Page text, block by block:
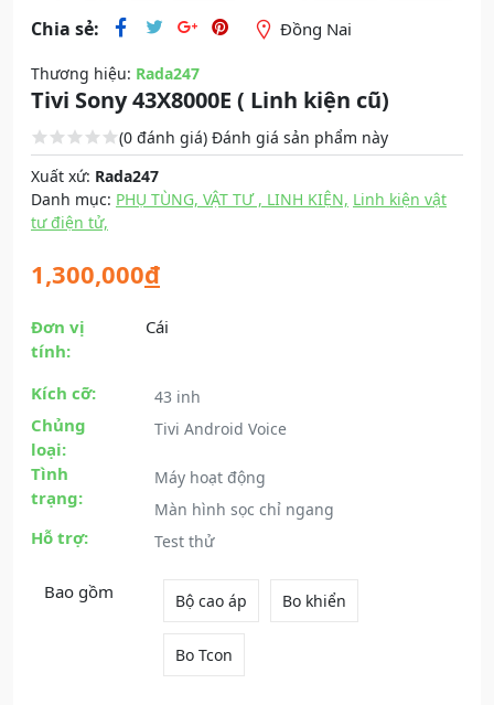
Chia sẻ: Đồng Nai
Thương hiệu: Rada247
Tivi Sony 43X8000E ( Linh kiện cũ)
(0 đánh giá) Đánh giá sản phẩm này
Xuất xứ: Rada247
Danh mục: PHỤ TÙNG, VẬT TƯ , LINH KIỆN, Linh kiện vật
tư điện tử,
1,300,000đ
Đơn vị
tính:
Cái
Kích cỡ: 43 inh
Chủng
loại:
Tivi Android Voice
Tình
trạng:
Máy hoạt động
Màn hình sọc chỉ ngang
Hỗ trợ: Test thử
Bao gồm Bộ cao áp Bo khiển
Bo Tcon